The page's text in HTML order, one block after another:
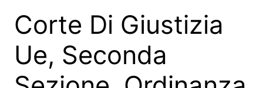
Corte Di Giustizia
Ue, Seconda